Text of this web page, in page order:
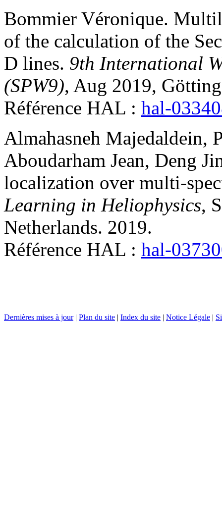
Bommier Véronique.
of the calculation of the
D lines. 9th International
(SPW9), Aug 2019,
Référence HAL : hal-
Almahasneh Majedaldein,
Aboudarham Jean, Deng
localization over multi-
Learning in Heliophysics,
Netherlands. 2019.
Référence HAL : hal-
Dernières mises à jour| Plan du site | Index du site | Notice Légale |